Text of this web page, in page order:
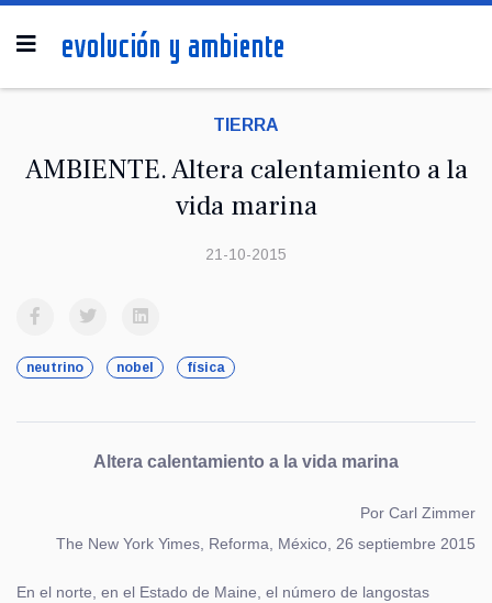
TIERRA
AMBIENTE. Altera calentamiento a la
vida marina
21-10-2015
neutrino nobel física
Altera calentamiento a la vida marina
Por Carl Zimmer
The New York Yimes, Reforma, México, 26 septiembre 2015
En el norte, en el Estado de Maine, el número de langostas